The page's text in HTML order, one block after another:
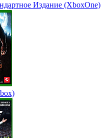
Издание (XboxOne)